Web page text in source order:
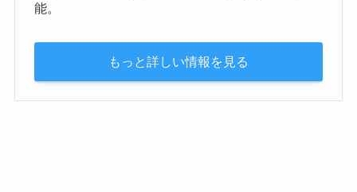
能。
もっと詳しい情報を見る